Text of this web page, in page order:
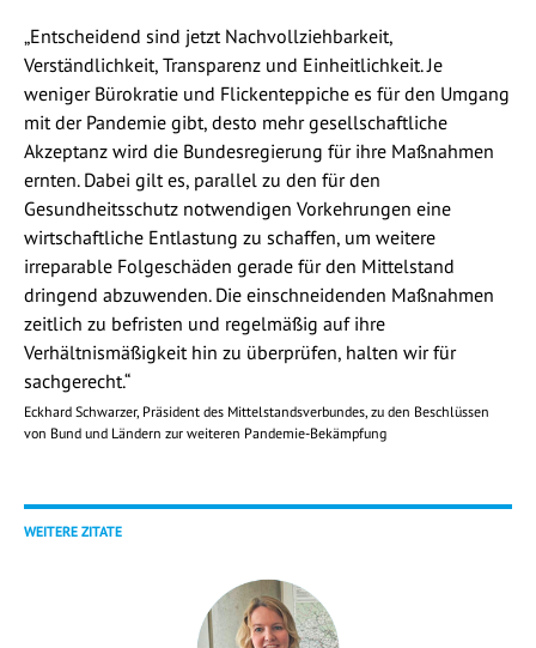
„Entscheidend sind jetzt Nachvollziehbarkeit,
Verständlichkeit, Transparenz und Einheitlichkeit. Je
weniger Bürokratie und Flickenteppiche es für den Umgang
mit der Pandemie gibt, desto mehr gesellschaftliche
Akzeptanz wird die Bundesregierung für ihre Maßnahmen
ernten. Dabei gilt es, parallel zu den für den
Gesundheitsschutz notwendigen Vorkehrungen eine
wirtschaftliche Entlastung zu schaffen, um weitere
irreparable Folgeschäden gerade für den Mittelstand
dringend abzuwenden. Die einschneidenden Maßnahmen
zeitlich zu befristen und regelmäßig auf ihre
Verhältnismäßigkeit hin zu überprüfen, halten wir für
sachgerecht.“
Eckhard Schwarzer, Präsident des Mittelstandsverbundes, zu den Beschlüssen
von Bund und Ländern zur weiteren Pandemie-Bekämpfung
WEITERE ZITATE